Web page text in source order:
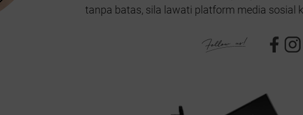
tanpa batas, sila lawati platform media sosial